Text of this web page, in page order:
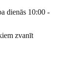
dienās 10:00 -
zvanīt